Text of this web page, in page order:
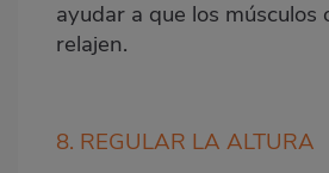
ayudar a que los músculos
relajen.
8. REGULAR LA ALTURA